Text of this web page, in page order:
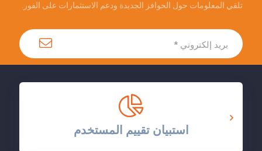
تلقي المعلومات حول الحوافز الجديدة ودعم الاستثمارات على الفور.
استبيان تقييم المستخدم